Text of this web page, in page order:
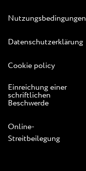
Nutzungsbedingungen
Datenschutzerklärung
Cookie policy
Einreichung einer
schriftlichen
Beschwerde
Online-
Streitbeilegung